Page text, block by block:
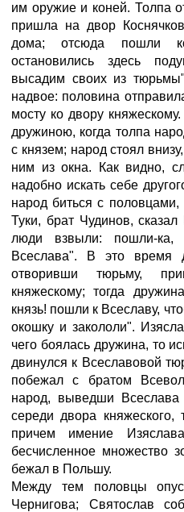
им оружие и коней. Толпа
пришла на двор
дома; отсюда пошли
остановились здесь
высадим своих из
надвое: половина
мосту ко двору
дружиною, когда толпа
с князем; народ стоял
ним из окна. Как видно,
надобно искать себе
народ биться с
Туки, брат Чудинов,
люди взвыли: пошли-ка,
Всеслава". В это время
отворивши тюрьму,
княжескому; тогда
князь! пошли к Всеславу,
окошку и закололи".
чего боялась дружина, то
двинулся к Всеславовой
побежал с братом
народ, выведши
середи двора княжеского,
причем имение
бесчисленное множество
бежал в Польшу.
Между тем половцы
Чернигова; Святослав